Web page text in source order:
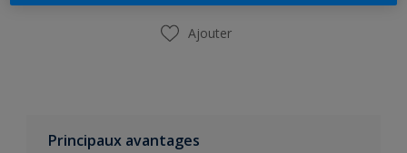
Ajouter
Principaux avantages